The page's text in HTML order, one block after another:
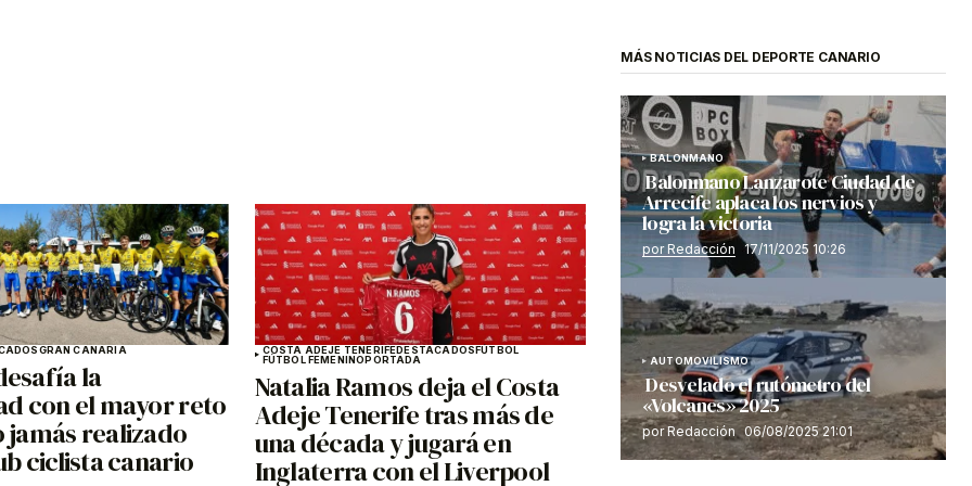
GRAN CANARIA
la
con el mayor reto
realizado
ciclista canario
COSTA ADEJE TENERIFEDESTACADOSFÚTBOL
FÚTBOL FEMENINOPORTADA
Natalia Ramos deja el Costa
Adeje Tenerife tras más de
una década y jugará en
Inglaterra con el Liverpool
MÁS NOTICIAS DEL DEPORTE CANARIO
BALONMANO
Balonmano Lanzarote Ciudad de
Arrecife aplaca los nervios y
logra la victoria
por Redacción 17/11/2025 10:26
AUTOMOVILISMO
Desvelado el rutómetro del
«Volcanes» 2025
por Redacción 06/08/2025 21:01